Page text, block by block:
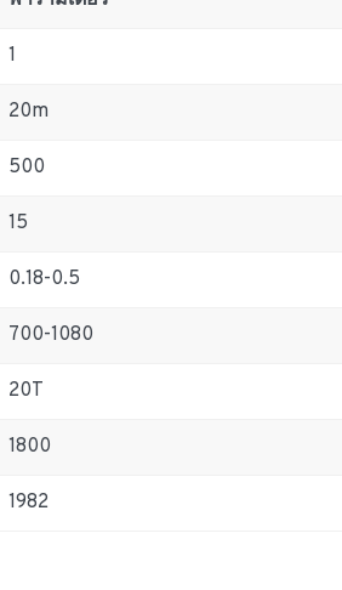
1
20m
500
15
0.18-0.5
700-1080
20T
1800
1982